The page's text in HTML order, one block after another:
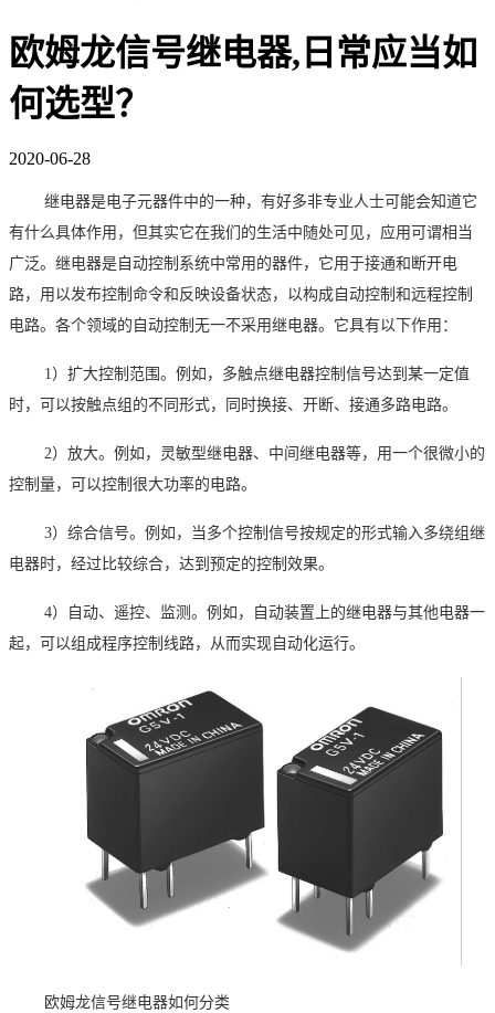
欧姆龙信号继电器,日常应当如
何选型？
2020-06-28
继电器是电子元器件中的一种，有好多非专业人士可能会知道它
有什么具体作用，但其实它在我们的生活中随处可见，应用可谓相当
广泛。继电器是自动控制系统中常用的器件，它用于接通和断开电
路，用以发布控制命令和反映设备状态，以构成自动控制和远程控制
电路。各个领域的自动控制无一不采用继电器。它具有以下作用：
1）扩大控制范围。例如，多触点继电器控制信号达到某一定值
时，可以按触点组的不同形式，同时换接、开断、接通多路电路。
2）放大。例如，灵敏型继电器、中间继电器等，用一个很微小的
控制量，可以控制很大功率的电路。
3）综合信号。例如，当多个控制信号按规定的形式输入多绕组继
电器时，经过比较综合，达到预定的控制效果。
4）自动、遥控、监测。例如，自动装置上的继电器与其他电器一
起，可以组成程序控制线路，从而实现自动化运行。
欧姆龙信号继电器如何分类